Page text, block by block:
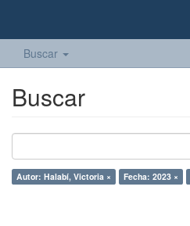
Buscar
Buscar
Autor: Halabí, Victoria × Fecha: 2023 ×